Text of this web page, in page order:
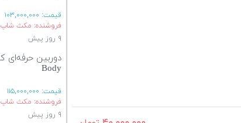
قیمت: ۱۰۳,۰۰۰,۰۰۰
فروشنده: مکث شاپ
۹ روز پیش
Body
قیمت: ۱۱۵,۰۰۰,۰۰۰
فروشنده: مکث شاپ
۹ روز پیش